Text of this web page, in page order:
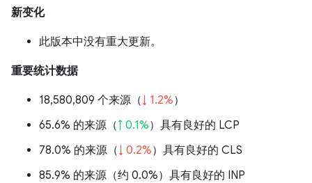
新变化
此版本中没有重大更新。
重要统计数据
18,580,809 个来源（↓ 1.2%）
65.6% 的来源（↑ 0.1%）具有良好的 LCP
78.0% 的来源（↓ 0.2%）具有良好的 CLS
85.9% 的来源（约 0.0%）具有良好的 INP